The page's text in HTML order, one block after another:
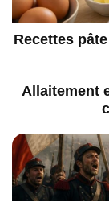
Recettes
Allaitement